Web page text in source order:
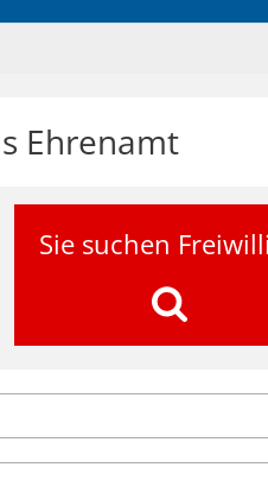
Ehrenamt
Sie suchen